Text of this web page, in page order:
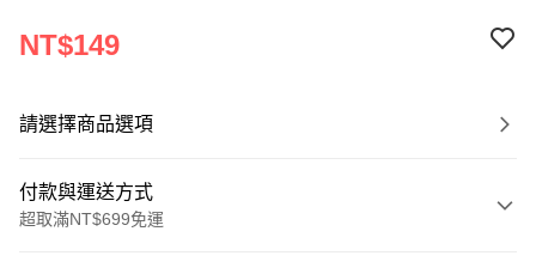
NT$149
請選擇商品選項
付款與運送方式
超取滿NT$699免運